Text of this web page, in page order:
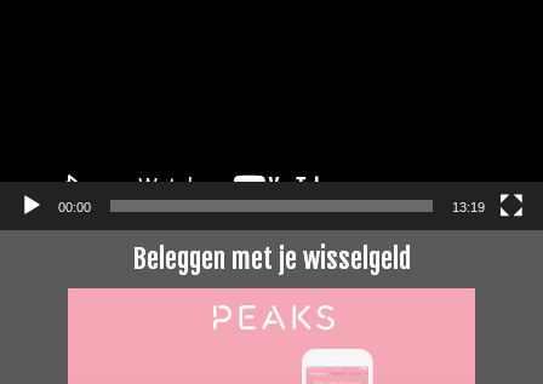
00:00 13:19
Beleggen met je wisselgeld